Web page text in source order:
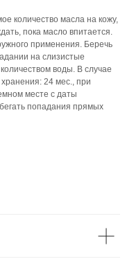
количество масла на кожу,
пока масло впитается.
применения. Беречь
на слизистые
воды. В случае
24 мес., при
месте с даты
попадания прямых